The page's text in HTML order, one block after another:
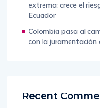
extrema: crece el
Ecuador
Colombia pasa al
con la juramentación
Recent